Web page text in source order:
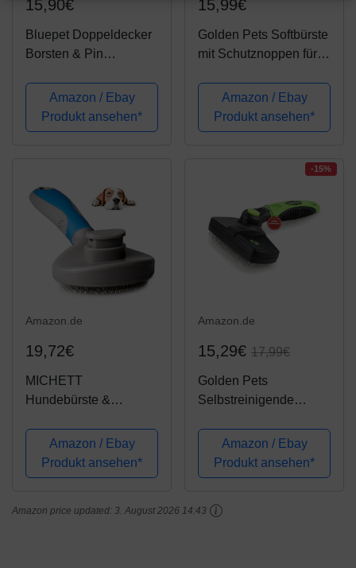
15,90€
Bluepet Doppeldecker
Borsten & Pin
Katzenbürste |
Entfilzen & Glätten |
Hundekamm Blau
Amazon / Ebay
Produkt ansehen*
15,99€
Golden Pets Softbürste
mit Schutznoppen für
empfindliche Tiere I
Ideal für Hunde,
Welpen, Katzen,
Meerschweinchen I +
Amazon / Ebay
Produkt ansehen*
Amazon.de
19,72€
MICHETT
Hundebürste &
Massage-Effekt
Haustierkamm
Fellpflege Bürste
Knoten Unterwolle
Amazon / Ebay
Produkt ansehen*
-15%
Amazon.de
15,29€ 17,99€
Golden Pets
Selbstreinigende
Katzenbürste I
Verbesserte Version I
Kurz bis Langhaar
große Tiere I Schnelle
Amazon / Ebay
Produkt ansehen*
Amazon price updated: 3. August 2026 14:43